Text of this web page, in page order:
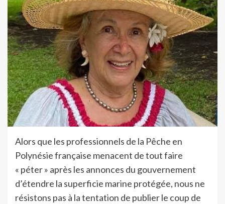
Alors que les professionnels de la Pêche en
Polynésie française menacent de tout faire
« péter » après les annonces du gouvernement
d’étendre la superficie marine protégée, nous ne
résistons pas à la tentation de publier le coup de